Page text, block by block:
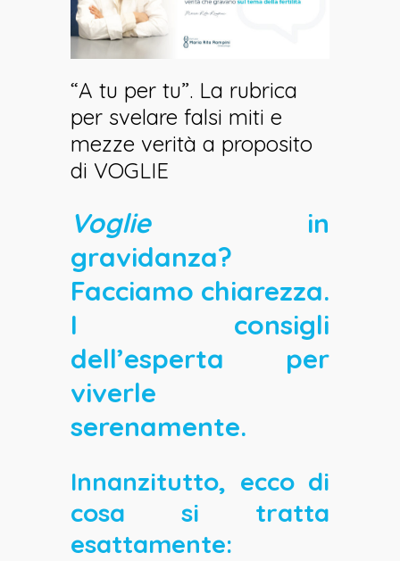
“A tu per tu”. La rubrica
per svelare falsi miti e
mezze verità a proposito
di VOGLIE
Vogliein
gravidanza?
Facciamo chiarezza.
I consigli
dell’esperta per
viverle
serenamente.
Innanzitutto, ecco di
cosa si tratta
esattamente: